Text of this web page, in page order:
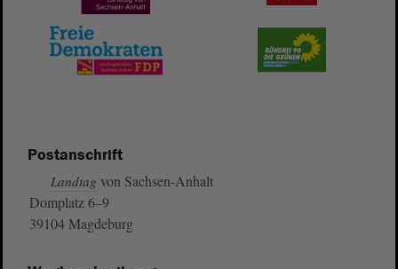
Postanschrift
Landtag von Sachsen-Anhalt
Domplatz 6–9
39104 Magdeburg